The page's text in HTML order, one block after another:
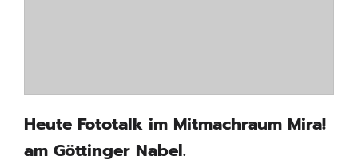
Heute Fototalk im Mitmachraum Mira!
am Göttinger Nabel.